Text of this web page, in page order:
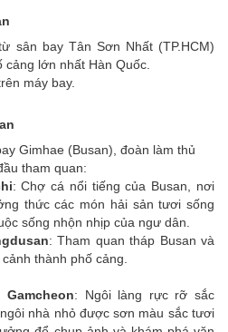
sân bay Tân Sơn Nhất (TP.HCM)
cảng lớn nhất Hàn Quốc.
máy bay.
Gimhae (Busan), đoàn làm thủ
tham quan:
: Chợ cá nổi tiếng của Busan, nơi
thức các món hải sản tươi sống
sống nhộn nhịp của ngư dân.
: Tham quan tháp Busan và
thành phố cảng.
: Ngôi làng rực rỡ sắc
nhà nhỏ được sơn màu sắc tươi